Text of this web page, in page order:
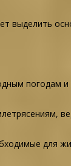
выделить
погодам
для